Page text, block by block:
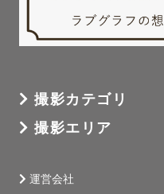
撮影カテゴリ
撮影エリア
運営会社